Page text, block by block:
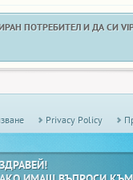
ПОТРЕБИТЕЛ И ДА СИ
Privacy Policy
ЗДРАВЕЙ!